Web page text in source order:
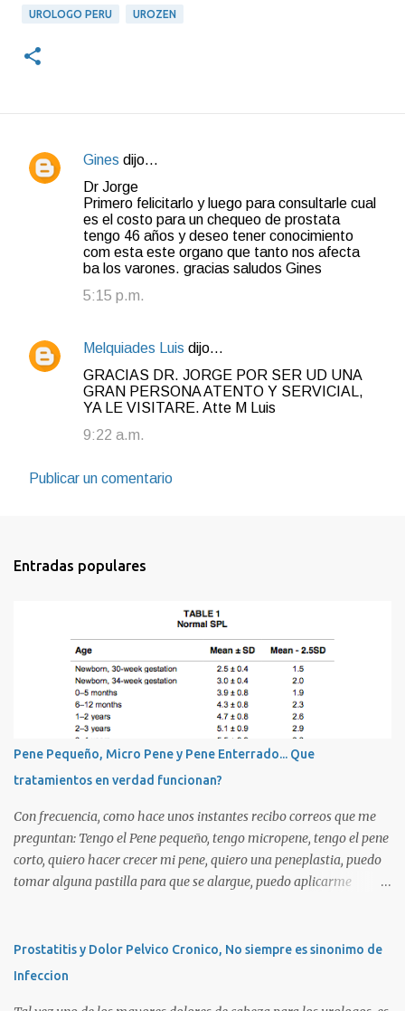
UROLOGO PERU UROZEN
C
r
Gines dijo…
Dr Jorge
Primero felicitarlo y luego para consultarle cual
es el costo para un chequeo de prostata
tengo 46 años y deseo tener conocimiento
com esta este organo que tanto nos afecta
ba los varones. gracias saludos Gines
5:15 p.m.
Melquiades Luis dijo…
GRACIAS DR. JORGE POR SER UD UNA
GRAN PERSONA ATENTO Y SERVICIAL,
YA LE VISITARE. Atte M Luis
9:22 a.m.
Publicar un comentario
Entradas populares
Pene Pequeño, Micro Pene y Pene Enterrado... Que
tratamientos en verdad funcionan?
Con frecuencia, como hace unos instantes recibo correos que me
preguntan: Tengo el Pene pequeño, tengo micropene, tengo el pene
corto, quiero hacer crecer mi pene, quiero una peneplastia, puedo
tomar alguna pastilla para que se alargue, puedo aplicarme
importante primero definir estos terminos, para poder definir el
CORRECTO DIAGNOSTICO y con ello el CORRECTO tratamiento
Prostatitis y Dolor Pelvico Cronico, No siempre es sinonimo de
Infeccion